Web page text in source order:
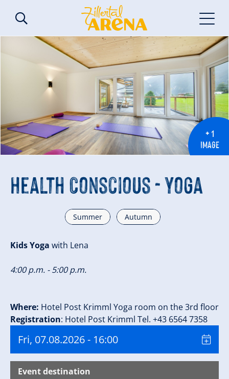
+ 1
IMAGE
Health Conscious - Yoga
Summer Autumn
Kids Yoga with Lena
4:00 p.m. - 5:00 p.m.
Where: Hotel Post Krimml Yoga room on the 3rd floor
Registration: Hotel Post Krimml Tel. +43 6564 7358
Fri, 07.08.2026- 16:00
Event destination